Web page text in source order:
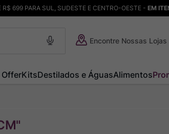
699 PARA SUL, SUDESTE E CENTRO-OESTE - EM
Encontre Nossas Lojas
KitsDestilados e ÁguasAlimentos